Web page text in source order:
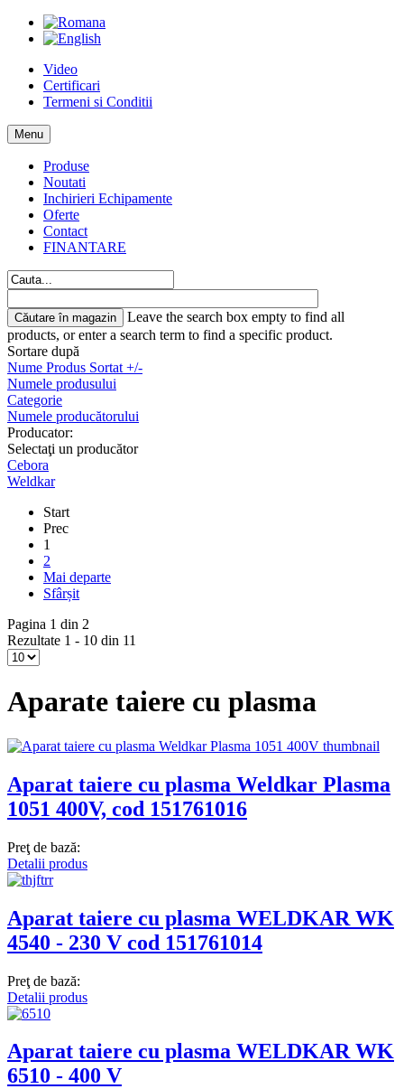
Video
Certificari
Termeni si Conditii
Menu
Produse
Noutati
Inchirieri Echipamente
Oferte
Contact
FINANTARE
Leave the search box empty to find all
products, or enter a search term to find a specific product.
Sortare după
Nume Produs Sortat +/-
Numele produsului
Categorie
Numele producătorului
Producator:
Selectaţi un producător
Cebora
Weldkar
Start
Prec
1
2
Mai departe
Sfârșit
Pagina 1 din 2
Rezultate 1 - 10 din 11
Aparate taiere cu plasma
Aparat taiere cu plasma Weldkar Plasma
1051 400V, cod 151761016
Preţ de bază:
Detalii produs
Aparat taiere cu plasma WELDKAR WK
4540 - 230 V cod 151761014
Preţ de bază:
Detalii produs
Aparat taiere cu plasma WELDKAR WK
6510 - 400 V